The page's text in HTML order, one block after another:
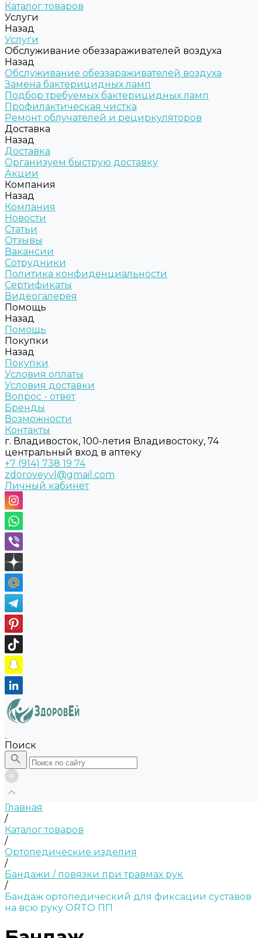
Каталог товаров
Услуги
Назад
Услуги
Обслуживание обеззараживателей воздуха
Назад
Обслуживание обеззараживателей воздуха
Замена бактерицидных ламп
Подбор требуемых бактерицидных ламп
Профилактическая чистка
Ремонт облучателей и рециркуляторов
Доставка
Назад
Доставка
Организуем быструю доставку
Акции
Компания
Назад
Компания
Новости
Статьи
Отзывы
Вакансии
Сотрудники
Политика конфиденциальности
Сертификаты
Видеогалерея
Помощь
Назад
Помощь
Покупки
Назад
Покупки
Условия оплаты
Условия доставки
Вопрос - ответ
Бренды
Возможности
Контакты
г. Владивосток, 100-летия Владивостоку, 74
центральный вход в аптеку
+7 (914) 738 19 74
zdoroveyvl@gmail.com
Личный кабинет
Поиск
Главная
/
Каталог товаров
/
Ортопедические изделия
/
Бандажи / повязки при травмах рук
/
Бандаж ортопедический для фиксации суставов
на всю руку ORTO ПП